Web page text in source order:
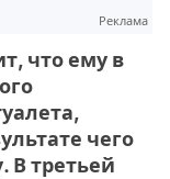
Реклама
что ему в
чего
В третьей